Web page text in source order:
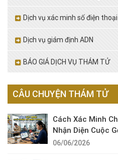
Dịch vụ xác minh số điện thoại
Dịch vụ giám định ADN
BÁO GIÁ DỊCH VỤ THÁM TỬ
CÂU CHUYỆN THÁM TỬ
Cách Xác Minh
Nhận Diện Cuộc
06/06/2026